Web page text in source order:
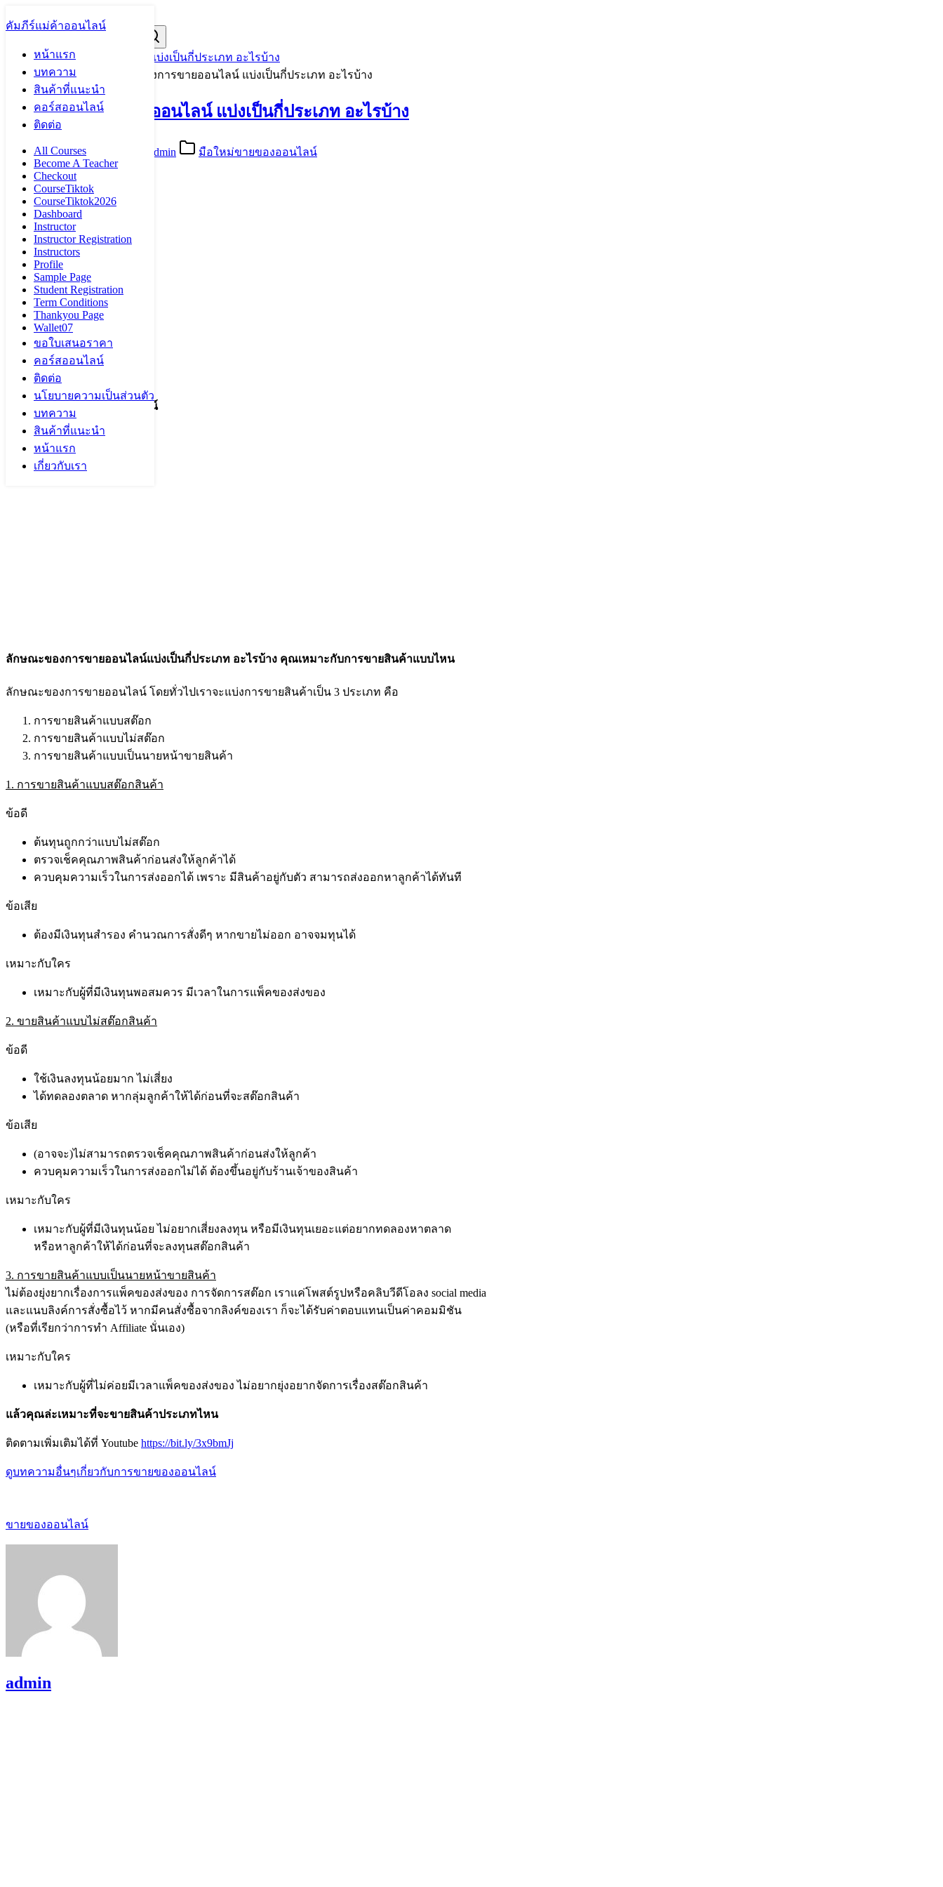
to
คัมภีร์แม่ค้าออนไลน์
หน้าแรก
บทความ
สินค้าที่แนะนำ
คอร์สออนไลน์
ติดต่อ
All Courses
Become A Teacher
Checkout
CourseTiktok
CourseTiktok2026
Dashboard
Instructor
Instructor Registration
Instructors
Profile
Sample Page
Student Registration
Term Conditions
Thankyou Page
Wallet07
ขอใบเสนอราคา
คอร์สออนไลน์
ติดต่อ
นโยบายความเป็นส่วนตัว
บทความ
สินค้าที่แนะนำ
หน้าแรก
เกี่ยวกับเรา
Search
ลักษณะของการขายออนไลน์ แบ่งเป็นกี่ประเภท อะไรบ้าง
Home »บทความ ลักษณะของการขายออนไลน์ แบ่งเป็นกี่ประเภท อะไรบ้าง
ลักษณะของการขายออนไลน์ แบ่งเป็นกี่ประเภท อะไรบ้าง
02/04/202209/04/2022 admin
มือใหม่ขายของออนไลน์
2,602
ลักษณะของการขายออนไลน์แบ่งเป็นกี่ประเภท อะไรบ้าง คุณเหมาะกับการขายสินค้าแบบไหน
ลักษณะของการขายออนไลน์ โดยทั่วไปเราจะแบ่งการขายสินค้าเป็น 3 ประเภท คือ
การขายสินค้าแบบสต๊อก
การขายสินค้าแบบไม่สต๊อก
การขายสินค้าแบบเป็นนายหน้าขายสินค้า
1. การขายสินค้าแบบสต๊อกสินค้า
ข้อดี
ต้นทุนถูกกว่าแบบไม่สต๊อก
ตรวจเช็คคุณภาพสินค้าก่อนส่งให้ลูกค้าได้
ควบคุมความเร็วในการส่งออกได้ เพราะ มีสินค้าอยู่กับตัว สามารถส่งออกหาลูกค้าได้ทันที
ข้อเสีย
ต้องมีเงินทุนสำรอง คำนวณการสั่งดีๆ หากขายไม่ออก อาจจมทุนได้
เหมาะกับใคร
เหมาะกับผู้ที่มีเงินทุนพอสมควร มีเวลาในการแพ็คของส่งของ
2. ขายสินค้าแบบไม่สต๊อกสินค้า
ข้อดี
ใช้เงินลงทุนน้อยมาก ไม่เสี่ยง
ได้ทดลองตลาด หากลุ่มลูกค้าให้ได้ก่อนที่จะสต๊อกสินค้า
ข้อเสีย
(อาจจะ)ไม่สามารถตรวจเช็คคุณภาพสินค้าก่อนส่งให้ลูกค้า
ควบคุมความเร็วในการส่งออกไม่ได้ ต้องขึ้นอยู่กับร้านเจ้าของสินค้า
เหมาะกับใคร
เหมาะกับผู้ที่มีเงินทุนน้อย ไม่อยากเสี่ยงลงทุน หรือมีเงินทุนเยอะแต่อยากทดลองหาตลาด
หรือหาลูกค้าให้ได้ก่อนที่จะลงทุนสต๊อกสินค้า
3. การขายสินค้าแบบเป็นนายหน้าขายสินค้า
ไม่ต้องยุ่งยากเรื่องการแพ็คของส่งของ การจัดการสต๊อก เราแค่โพสต์รูปหรือคลิบวีดีโอลง social media
และแนบลิงค์การสั่งซื้อไว้ หากมีคนสั่งซื้อจากลิงค์ของเรา ก็จะได้รับค่าตอบแทนเป็นค่าคอมมิชัน
(หรือที่เรียกว่าการทำ Affiliate นั่นเอง)
เหมาะกับใคร
เหมาะกับผู้ที่ไม่ค่อยมีเวลาแพ็คของส่งของ ไม่อยากยุ่งอยากจัดการเรื่องสต๊อกสินค้า
แล้วคุณล่ะเหมาะที่จะขายสินค้าประเภทไหน
ติดตามเพิ่มเติมได้ที่ Youtube https://bit.ly/3x9bmJj
ดูบทความอื่นๆเกี่ยวกับการขายของออนไลน์
ขายของออนไลน์
admin